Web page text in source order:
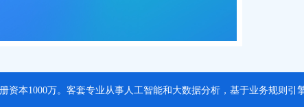
资本1000万。客套专业从事人工智能和大数据分析，基于业务规则引